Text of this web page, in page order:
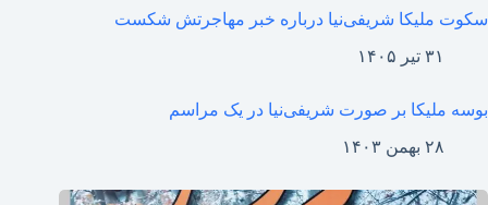
سکوت ملیکا شریفی‌نیا درباره خبر مهاجرتش شکست
۳۱ تیر ۱۴۰۵
بوسه ملیکا بر صورت شریفی‌نیا در یک مراسم
۲۸ بهمن ۱۴۰۳